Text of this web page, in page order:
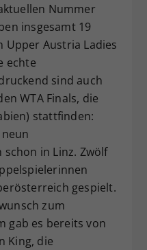
Nummer
insgesamt 19
Austria Ladies
echte
sind auch
WTA Finals, die
stattfinden:
in Linz. Zwölf
gespielt.
zum
gab es bereits von
King, die